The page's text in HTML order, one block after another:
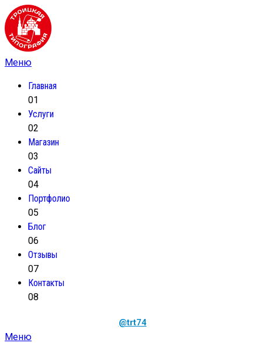
Главная
01
Услуги
02
Магазин
03
Сайты
04
Портфолио
05
Блог
06
Отзывы
07
Контакты
08
@trt74